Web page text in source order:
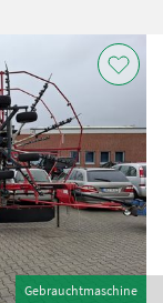
Gebrauchtmaschine